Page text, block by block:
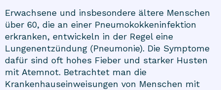
Erwachsene und insbesondere ältere Menschen
über 60, die an einer Pneumokokkeninfektion
erkranken, entwickeln in der Regel eine
Lungenentzündung (Pneumonie). Die Symptome
dafür sind oft hohes Fieber und starker Husten
mit Atemnot. Betrachtet man die
Krankenhauseinweisungen von Menschen mit